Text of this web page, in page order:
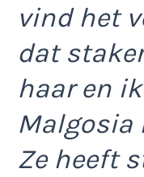
vind het
dat
haar en
Malgosia
Ze heeft